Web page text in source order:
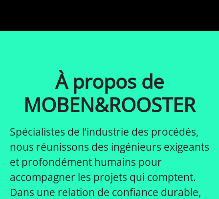
À propos de
MOBEN&ROOSTER
Spécialistes de l’industrie des procédés,
nous réunissons des ingénieurs exigeants
et profondément humains pour
accompagner les projets qui comptent.
Dans une relation de confiance durable,